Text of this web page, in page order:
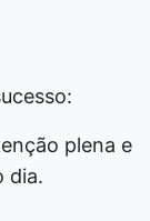
plena e
dia.